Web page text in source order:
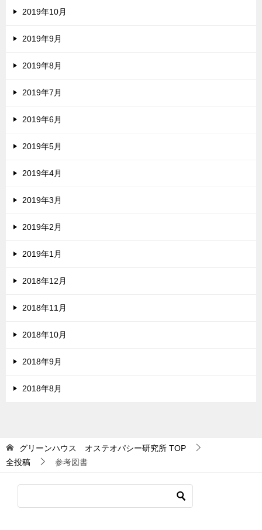
2019年10月
2019年9月
2019年8月
2019年7月
2019年6月
2019年5月
2019年4月
2019年3月
2019年2月
2019年1月
2018年12月
2018年11月
2018年10月
2018年9月
2018年8月
グリーンハウス オステオパシー研究所 TOP
全投稿
参考図書